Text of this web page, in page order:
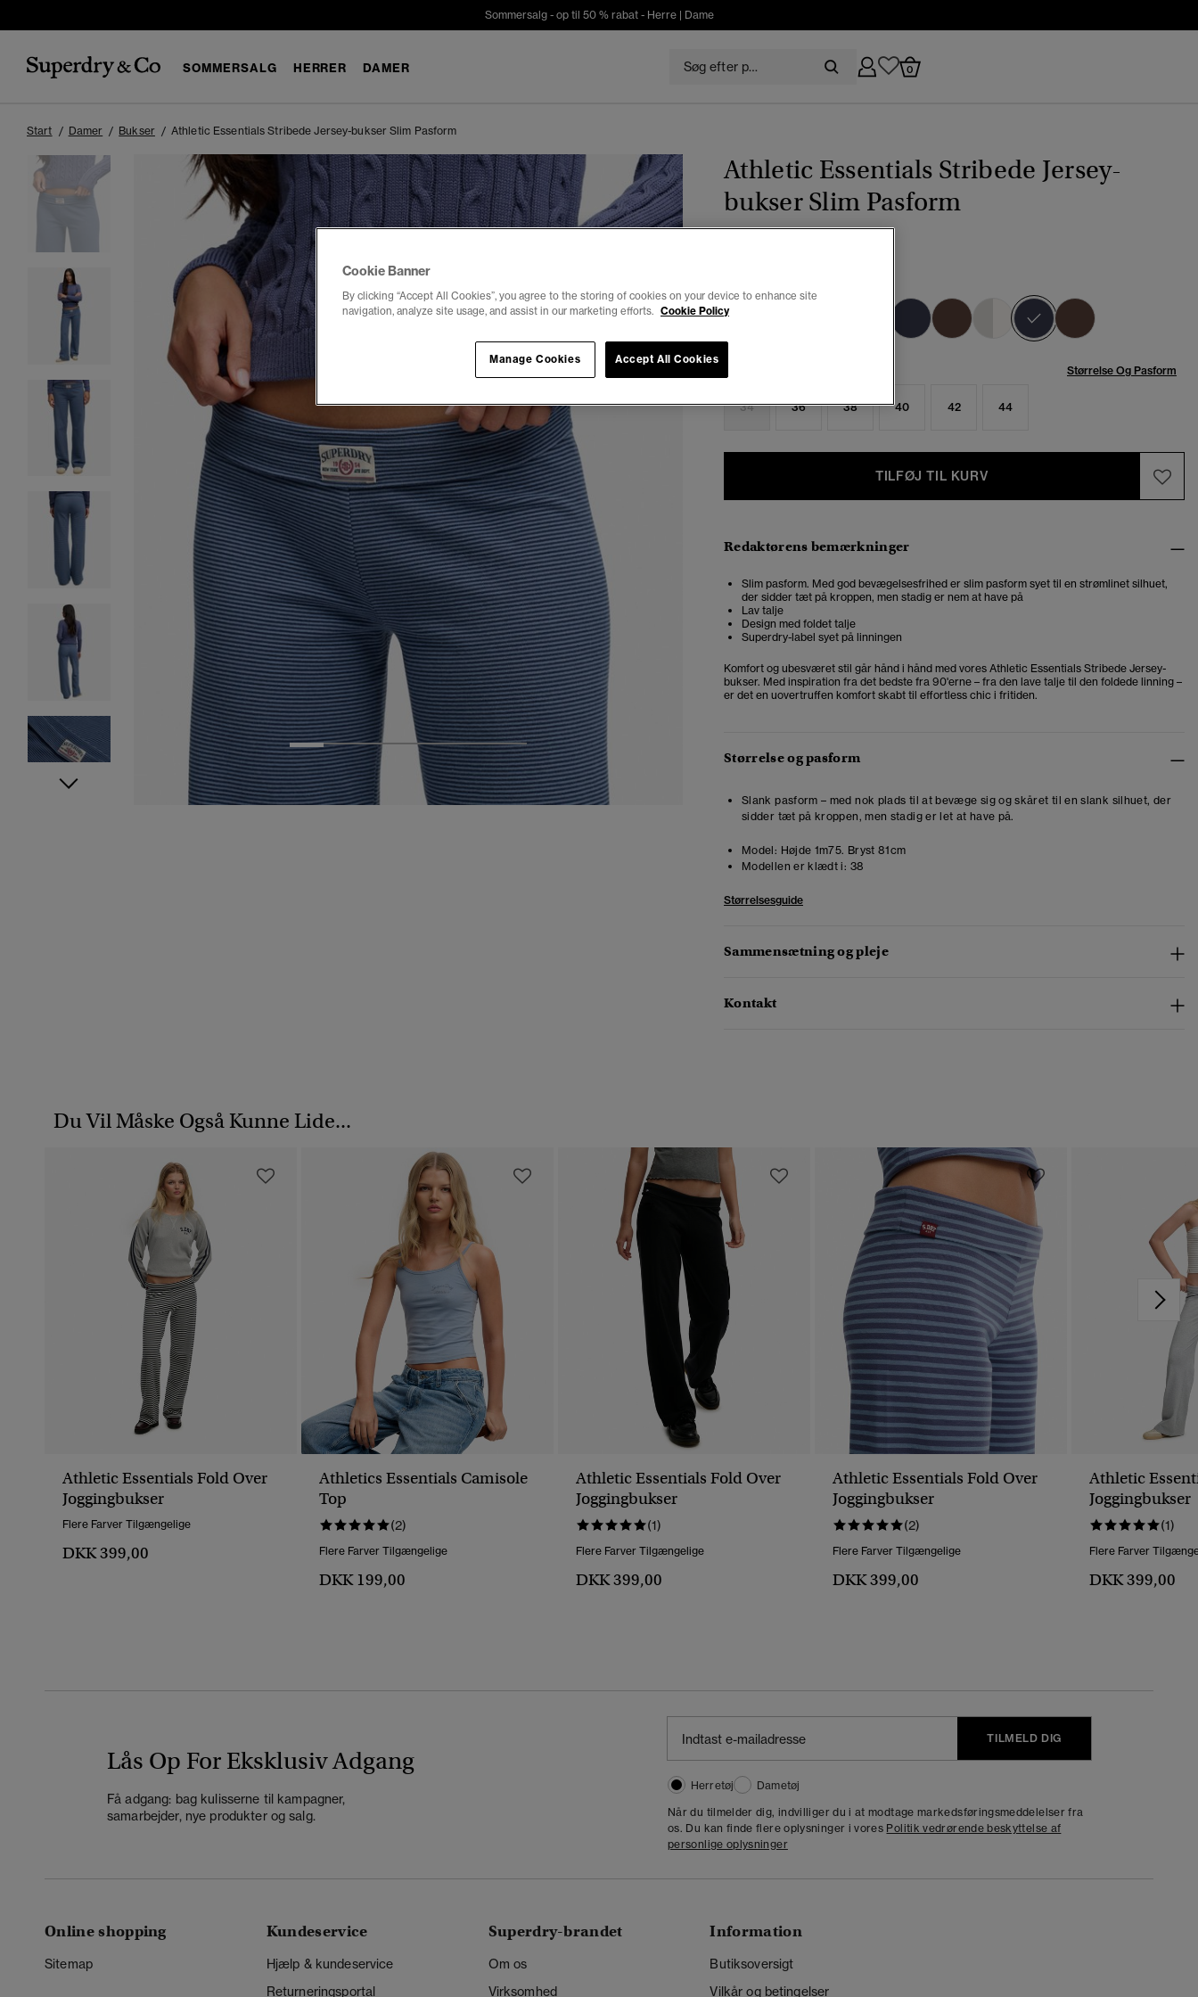
Sommersalg - op til 50 % rabat - Herre| Dame
SOMMERSALG HERRER DAMER 0
Start Damer Bukser Athletic Essentials Stribede Jersey-bukser Slim Pasform
1 2 3 5 6 7
Athletic Essentials Stribede Jersey-
bukser Slim Pasform
valgt
Størrelse Og Pasform
34 36 38 40 42 44
TILFØJ TIL KURV
Redaktørens bemærkninger
Slim pasform. Med god bevægelsesfrihed er slim pasform syet til en strømlinet silhuet,
der sidder tæt på kroppen, men stadig er nem at have på
Lav talje
Design med foldet talje
Superdry-label syet på linningen
Komfort og ubesværet stil går hånd i hånd med vores Athletic Essentials Stribede Jersey-
bukser. Med inspiration fra det bedste fra 90'erne – fra den lave talje til den foldede linning –
er det en uovertruffen komfort skabt til effortless chic i fritiden.
Størrelse og pasform
Slank pasform – med nok plads til at bevæge sig og skåret til en slank silhuet, der
sidder tæt på kroppen, men stadig er let at have på.
Model: Højde 1m75. Bryst 81cm
Modellen er klædt i: 38
Størrelsesguide
Sammensætning og pleje
Kontakt
Du Vil Måske Også Kunne Lide...
Athletic Essentials Fold Over
Joggingbukser
Flere Farver Tilgængelige
DKK 399,00
Athletics Essentials Camisole
Top
(2)
Flere Farver Tilgængelige
DKK 199,00
Athletic Essentials Fold Over
Joggingbukser
(1)
Flere Farver Tilgængelige
DKK 399,00
Athletic Essentials Fold Over
Joggingbukser
(2)
Flere Farver Tilgængelige
DKK 399,00
Athletic
Joggingbukser
(1)
Flere Farver
DKK 399,00
Lås Op For Eksklusiv Adgang
Få adgang: bag kulisserne til kampagner,
samarbejder, nye produkter og salg.
TILMELD DIG
Herretøj
Dametøj
Når du tilmelder dig, indvilliger du i at modtage markedsføringsmeddelelser fra
os. Du kan finde flere oplysninger i vores Politik vedrørende beskyttelse af
personlige oplysninger
Online shopping
Sitemap
Kundeservice
Hjælp & kundeservice
Returneringsportal
Superdry-brandet
Om os
Virksomhed
Information
Butiksoversigt
Vilkår og betingelser
Cookie Banner
By clicking “Accept All Cookies”, you agree to the storing of cookies on your device to enhance site
navigation, analyze site usage, and assist in our marketing efforts. Cookie Policy
Accept All Cookies
Manage Cookies